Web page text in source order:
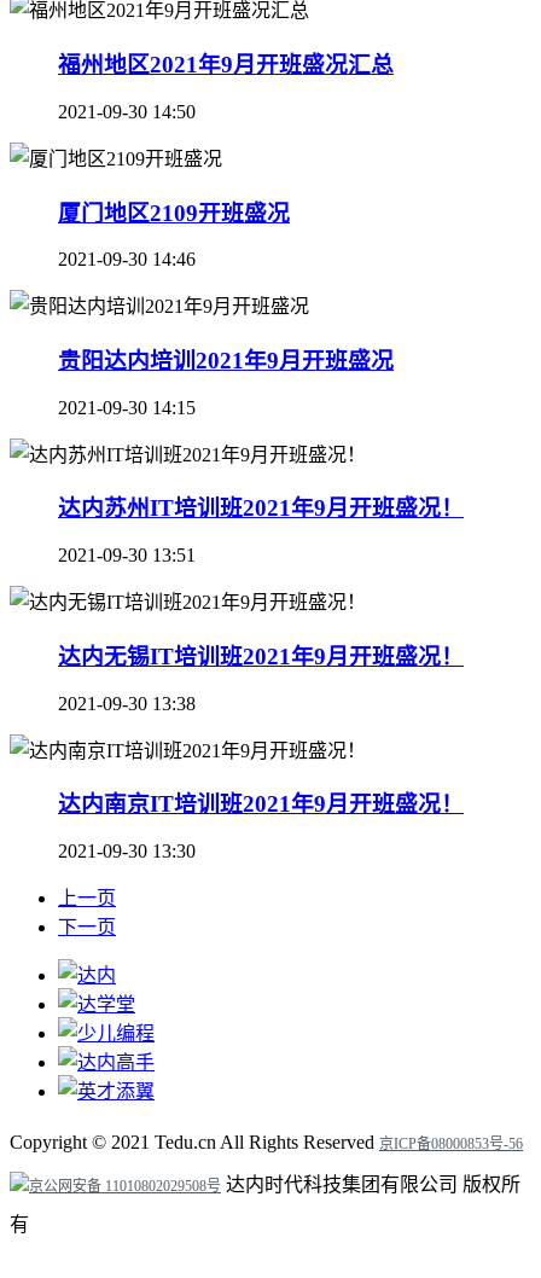
福州地区2021年9月开班盛况汇总
2021-09-30 14:50
厦门地区2109开班盛况
2021-09-30 14:46
贵阳达内培训2021年9月开班盛况
2021-09-30 14:15
达内苏州IT培训班2021年9月开班盛况！
2021-09-30 13:51
达内无锡IT培训班2021年9月开班盛况！
2021-09-30 13:38
达内南京IT培训班2021年9月开班盛况！
2021-09-30 13:30
上一页
下一页
Copyright © 2021 Tedu.cn All Rights Reserved 京ICP备08000853号-56
京公网安备 11010802029508号 达内时代科技集团有限公司 版权所
有